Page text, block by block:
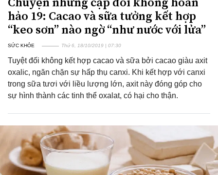
hảo 19: Cacao và sữa tưởng kết hợp
“keo sơn” nào ngờ “như nước với lửa”
SỨC KHỎE Thứ 6, 18/10/2019 | 07:30
Tuyệt đối không kết hợp cacao và sữa bởi cacao giàu axit
oxalic, ngăn chặn sự hấp thụ canxi. Khi kết hợp với canxi
trong sữa tươi với liều lượng lớn, axit này đóng góp cho
sự hình thành các tinh thể oxalat, có hại cho thận.